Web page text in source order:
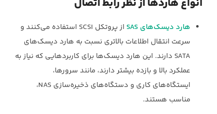
هارد دیسک‌های ‏SAS‏
از پروتکل ‏SCSI‏ استفاده می‌کنند و
سرعت انتقال اطلاعات بالاتری ‏نسبت به هارد دیسک‌های
‏SATA‏ دارند. این هارد دیسک‌ها برای کاربردهایی که نیاز به
‏عملکرد بالا و بازده بیشتر دارند، مانند سرورها،
ایستگاه‌های کاری و دستگاه‌های ذخیره‌سازی ‏NAS،
مناسب هستند.‏